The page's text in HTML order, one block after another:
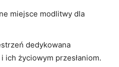
miejsce modlitwy dla
dedykowana
ich życiowym przesłaniom.